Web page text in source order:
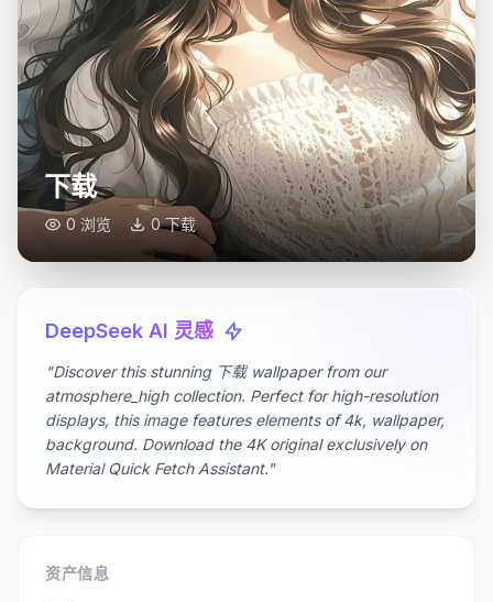
下载
0 浏览 0 下载
DeepSeek AI 灵感
"Discover this stunning 下载 wallpaper from our
atmosphere_high collection. Perfect for high-resolution
displays, this image features elements of 4k, wallpaper,
background. Download the 4K original exclusively on
Material Quick Fetch Assistant."
资产信息